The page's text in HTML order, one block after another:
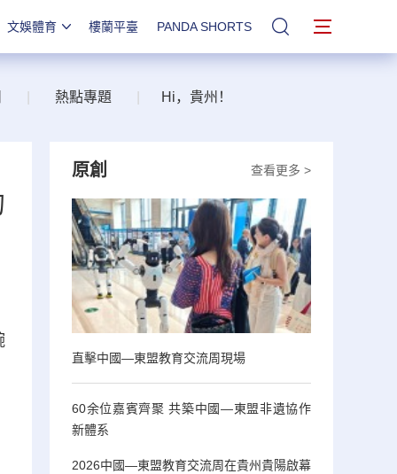
文娛體育 樓蘭平臺 PANDA SHORTS 站內搜索
熱點專題 Hi，貴州！
查看更多 >
原創
直擊中國—東盟教育交流周現場
60余位嘉賓齊聚 共築中國—東盟非遺協作
新體系
2026中國—東盟教育交流周在貴州貴陽啟幕